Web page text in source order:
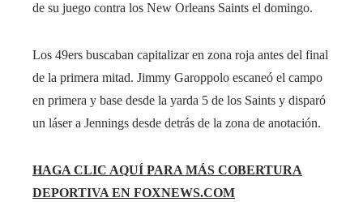
de su juego contra los New Orleans Saints el domingo.
Los 49ers buscaban capitalizar en zona roja antes del final
de la primera mitad. Jimmy Garoppolo escaneó el campo
en primera y base desde la yarda 5 de los Saints y disparó
un láser a Jennings desde detrás de la zona de anotación.
HAGA CLIC AQUÍ PARA MÁS COBERTURA
DEPORTIVA EN FOXNEWS.COM